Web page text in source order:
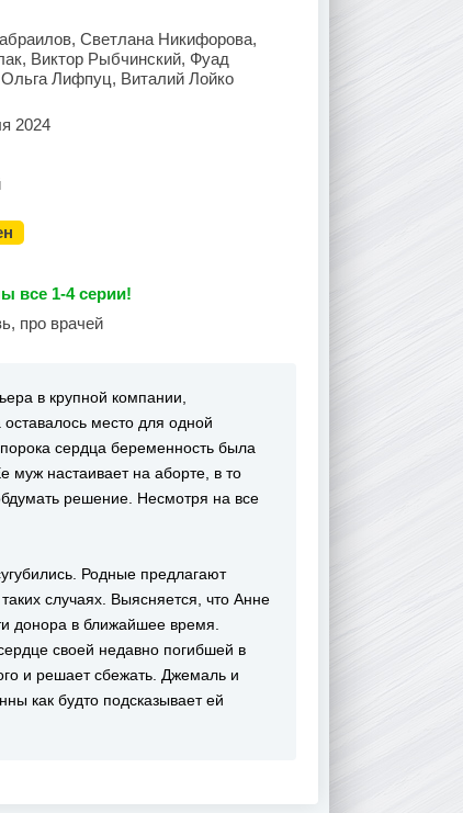
Светлана Никифорова,
Виктор Рыбчинский, Фуад
Лифпуц, Виталий Лойко
2024
все 1-4 серии!
про врачей
в крупной компании,
место для одной
сердца беременность была
муж настаивает на аборте, в то
решение. Несмотря на все
Родные предлагают
случаях. Выясняется, что Анне
донора в ближайшее время.
своей недавно погибшей в
и решает сбежать. Джемаль и
как будто подсказывает ей